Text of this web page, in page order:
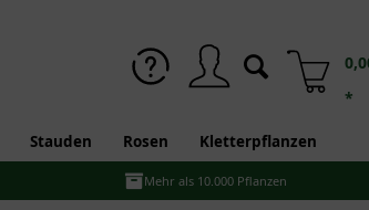
*
Stauden Rosen Kletterpflanzen
Mehr als 10.000 Pflanzen